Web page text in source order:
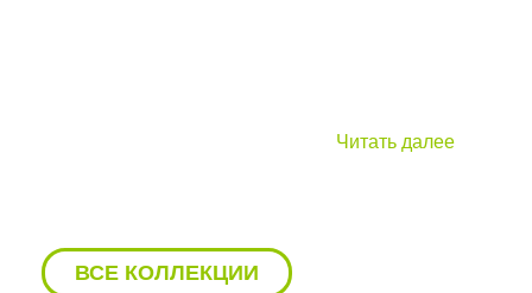
Читать далее
ВСЕ КОЛЛЕКЦИИ